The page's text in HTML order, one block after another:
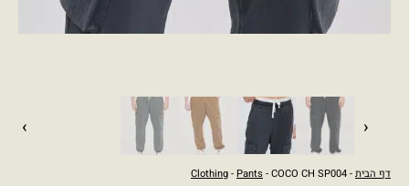
‹
›
דף הבית-
Clothing- Pants- COCO CH SP004